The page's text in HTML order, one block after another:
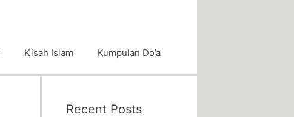
Kisah Islam Kumpulan Do’a
Recent Posts